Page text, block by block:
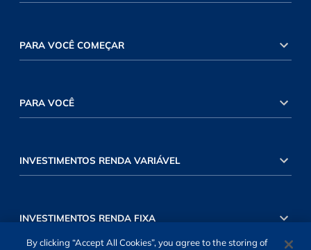
PARA VOCÊ COMEÇAR
PARA VOCÊ
INVESTIMENTOS RENDA VARIÁVEL
INVESTIMENTOS RENDA FIXA
By clicking “Accept All Cookies”, you agree to the storing of